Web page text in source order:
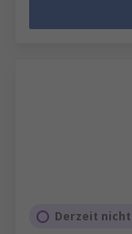
Derzeit